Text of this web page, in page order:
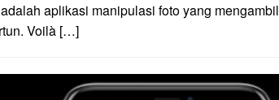
aplikasi manipulasi foto yang mengambil
Voilà […]